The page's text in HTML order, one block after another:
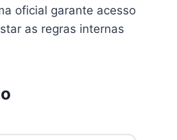
oficial garante acesso
as regras internas